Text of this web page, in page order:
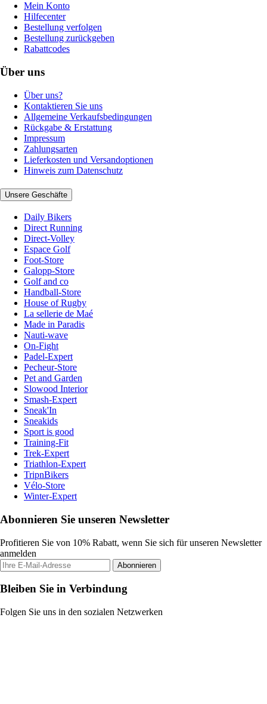
Mein Konto
Hilfecenter
Bestellung verfolgen
Bestellung zurückgeben
Rabattcodes
Über uns
Über uns?
Kontaktieren Sie uns
Allgemeine Verkaufsbedingungen
Rückgabe & Erstattung
Impressum
Zahlungsarten
Lieferkosten und Versandoptionen
Hinweis zum Datenschutz
Unsere Geschäfte
Daily Bikers
Direct Running
Direct-Volley
Espace Golf
Foot-Store
Galopp-Store
Golf and co
Handball-Store
House of Rugby
La sellerie de Maé
Made in Paradis
Nauti-wave
On-Fight
Padel-Expert
Pecheur-Store
Pet and Garden
Slowood Interior
Smash-Expert
Sneak'In
Sneakids
Sport is good
Training-Fit
Trek-Expert
Triathlon-Expert
TripnBikers
Vélo-Store
Winter-Expert
Abonnieren Sie unseren Newsletter
Profitieren Sie von 10% Rabatt, wenn Sie sich für unseren Newsletter
anmelden
Abonnieren
Bleiben Sie in Verbindung
Folgen Sie uns in den sozialen Netzwerken